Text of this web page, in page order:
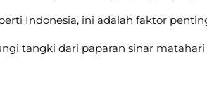
Indonesia, ini adalah faktor
tangki dari paparan sinar